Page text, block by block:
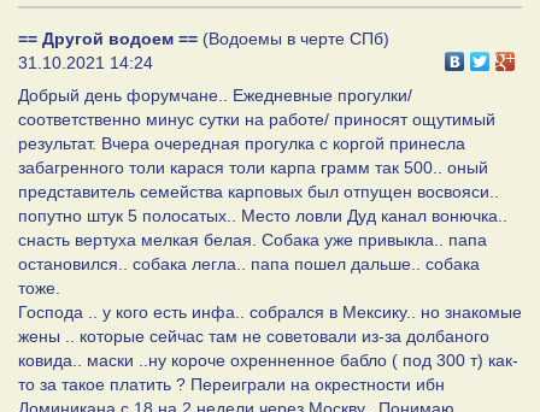
== Другой водоем == (Водоемы в черте СПб)
31.10.2021 14:24
Добрый день форумчане.. Ежедневные прогулки/
соответственно минус сутки на работе/ приносят ощутимый
результат. Вчера очередная прогулка с коргой принесла
забагренного толи карася толи карпа грамм так 500.. оный
представитель семейства карповых был отпущен восвояси..
попутно штук 5 полосатых.. Место ловли Дуд канал вонючка..
снасть вертуха мелкая белая. Собака уже привыкла.. папа
остановился.. собака легла.. папа пошел дальше.. собака
тоже.
Господа .. у кого есть инфа.. собрался в Мексику.. но знакомые
жены .. которые сейчас там не советовали из-за долбаного
ковида.. маски ..ну короче охренненное бабло ( под 300 т) как-
то за такое платить ? Переиграли на окрестности ибн